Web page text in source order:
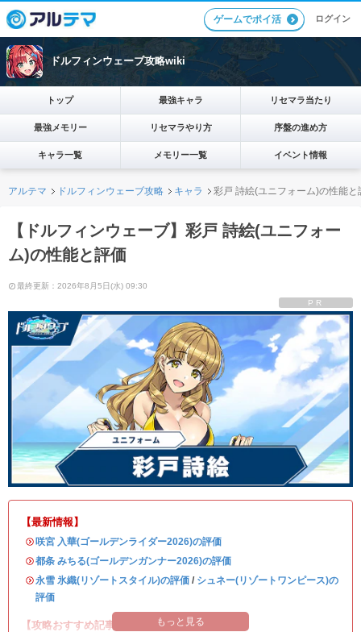
ゲームでポイ活 ログイン
ドルフィンウェーブ攻略wiki
トップ 最強キャラ リセマラ当たり
最強メモリー リセマラやり方 序盤の進め方
キャラ一覧 メモリー一覧 イベント情報
アルテマ ドルフィンウェーブ攻略 キャラ 彩戸 詩絵(ユニフォーム)の性能と
【ドルフィンウェーブ】彩戸 詩絵(ユニフォー
ム)の性能と評価
最終更新：2026年8月5日(水) 09:30
PR
【最新情報】
・咲宮 入華(ゴールデンライダー2026)の評価
・都条 みちる(ゴールデンガンナー2026)の評価
・永雪 氷織(リゾートスタイル)の評価 / シュネー(リゾートワンピース)の
評価
【攻略おすすめ記事】 もっと見る